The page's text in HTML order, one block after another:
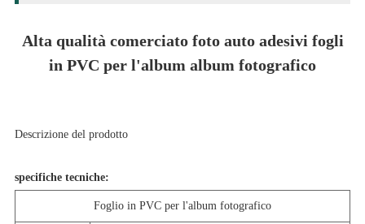
Alta qualità comerciato foto auto adesivi fogli
in PVC per l'album album fotografico
Descrizione del prodotto
specifiche tecniche:
Foglio in PVC per l'album fotografico